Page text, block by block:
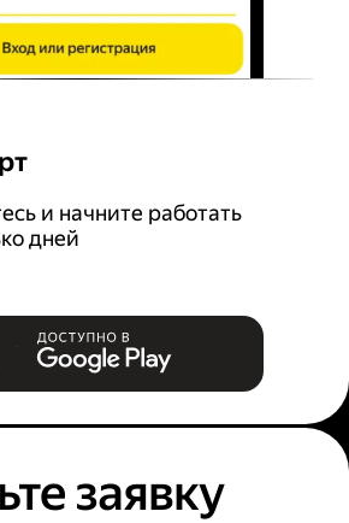
и начните работать
дней
заявку